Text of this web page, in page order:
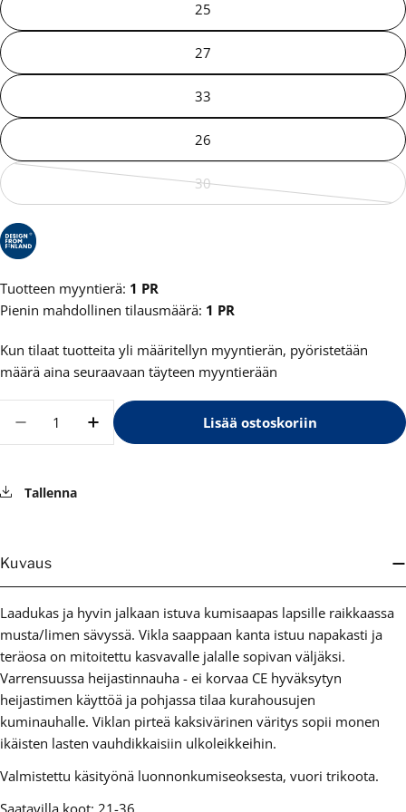
saatavilla
tai
saatavilla
25
27
33
26
30
Vaihtoehto
Tuotteen myyntierä: 1 PR
Pienin mahdollinen tilausmäärä: 1 PR
Kun tilaat tuotteita yli määritellyn myyntierän, pyöristetään
määrä aina seuraavaan täyteen myyntierään
Vähennä määrää tuotteelle Vikla
Lisää määrää tuotteelle Vikla
Lisää ostoskoriin
Tallenna
Kuvaus
Laadukas ja hyvin jalkaan istuva kumisaapas lapsille raikkaassa
musta/limen sävyssä. Vikla saappaan kanta istuu napakasti ja
teräosa on mitoitettu kasvavalle jalalle sopivan väljäksi.
Varrensuussa heijastinnauha - ei korvaa CE hyväksytyn
heijastimen käyttöä ja pohjassa tilaa kurahousujen
kuminauhalle. Viklan pirteä kaksivärinen väritys sopii monen
ikäisten lasten vauhdikkaisiin ulkoleikkeihin.
Valmistettu käsityönä luonnonkumiseoksesta, vuori trikoota.
Saatavilla koot: 21-36.